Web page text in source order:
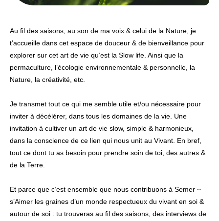
Au fil des saisons, au son de ma voix & celui de la Nature, je
t’accueille dans cet espace de douceur & de bienveillance pour
explorer sur cet art de vie qu’est la Slow life. Ainsi que la
permaculture, l’écologie environnementale & personnelle, la
Nature, la créativité, etc.
Je transmet tout ce qui me semble utile et/ou nécessaire pour
inviter à décélérer, dans tous les domaines de la vie. Une
invitation à cultiver un art de vie slow, simple & harmonieux,
dans la conscience de ce lien qui nous unit au Vivant. En bref,
tout ce dont tu as besoin pour prendre soin de toi, des autres &
de la Terre.
Et parce que c’est ensemble que nous contribuons à Semer ~
s’Aimer les graines d’un monde respectueux du vivant en soi &
autour de soi : tu trouveras au fil des saisons, des interviews de